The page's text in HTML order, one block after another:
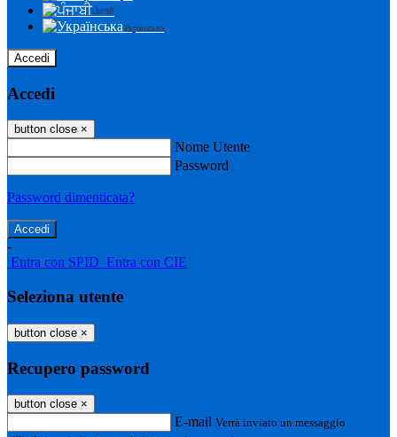
ਪੰਜਾਬੀ
Українська
Accedi
Accedi
button close ×
Nome Utente
Password
Password dimenticata?
-
Entra con SPID Entra con CIE
Seleziona utente
button close ×
Recupero password
button close ×
E-mail Verrà inviato un messaggio